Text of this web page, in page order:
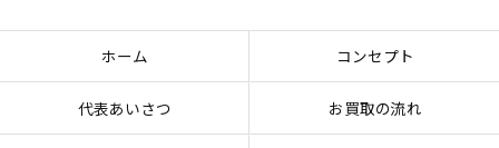
ホーム コンセプト
代表あいさつ お買取の流れ